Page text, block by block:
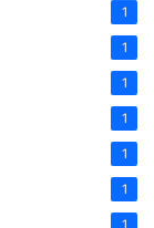
1
1
1
1
1
1
1